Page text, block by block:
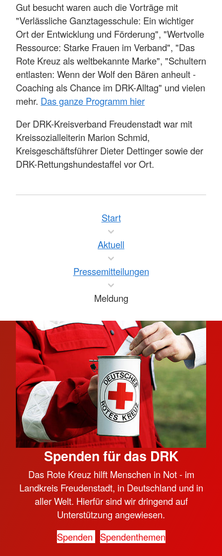
Gut besucht waren auch die Vorträge mit
"Verlässliche Ganztagesschule: Ein wichtiger
Ort der Entwicklung und Förderung", "Wertvolle
Ressource: Starke Frauen im Verband", "Das
Rote Kreuz als weltbekannte Marke", "Schultern
entlasten: Wenn der Wolf den Bären anheult -
Coaching als Chance im DRK-Alltag" und vielen
mehr. Das ganze Programm hier
Der DRK-Kreisverband Freudenstadt war mit
Kreissozialleiterin Marion Schmid,
Kreisgeschäftsführer Dieter Dettinger sowie der
DRK-Rettungshundestaffel vor Ort.
Start
Aktuell
Pressemitteilungen
Meldung
Spenden für das DRK
Das Rote Kreuz hilft Menschen in Not - im
Landkreis Freudenstadt, in Deutschland und in
aller Welt. Hierfür sind wir dringend auf
Unterstützung angewiesen.
Spenden
Spendenthemen